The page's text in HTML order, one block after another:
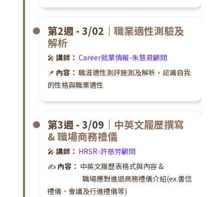
第2週 - 3/02｜職業適性測驗及
解析
🎤講師： Career就業情報-朱慧君顧問
📌 內容： 職涯適性測評施測及解析，認識自我
的性格與職業適性
第3週 - 3/09｜ 中英文履歷撰寫
& 職場商務禮儀
🎤講師： HRSR-許慈芳顧問
✍ 內容： 中英文履歷表格式與內容 &
職場應對進退商務禮儀介紹(ex.書信
禮儀、會議及行進禮儀等)